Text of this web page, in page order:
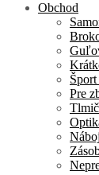
Obchod
Pre